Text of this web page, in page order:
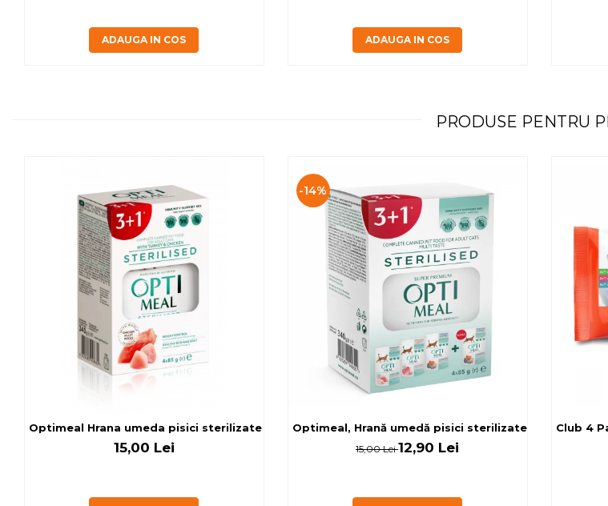
ADAUGA IN COS ADAUGA IN COS
PRODUSE PENTRU
Optimeal Hrana umeda pisici sterilizate - curcan si pui in sos, set 3+1, 4*0,085kg
15,00 Lei
-14%
Optimeal, Hrană umedă pisici sterilizate, diferite
15,00 Lei12,90 Lei
Club 4